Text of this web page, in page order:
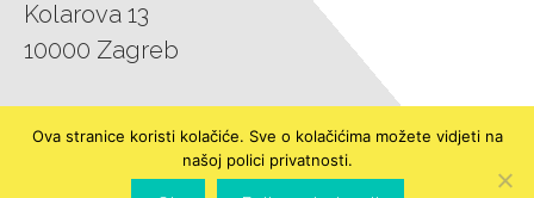
Kolarova 13
10000 Zagreb
Tel.: 0957303585
E-mail: bukovac.fashion.jewelry@gmail.com
Ova stranice koristi kolačiće. Sve o kolačićima možete vidjeti na
našoj polici privatnosti.